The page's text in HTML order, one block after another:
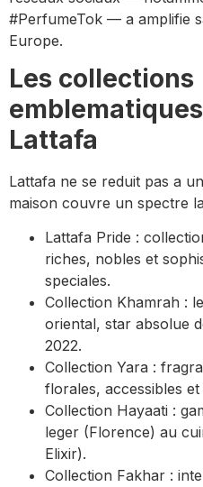
#PerfumeTok — a amplifie
Europe.
Les collections
Lattafa
Lattafa ne se reduit pas a
maison couvre un spectre
Lattafa Pride :
riches, nobles et
speciales.
Collection Khamrah :
oriental, star absolue
2022.
Collection Yara :
florales, accessibles et
Collection Hayaati :
leger (Florence) au
Elixir).
Collection Fakhar :